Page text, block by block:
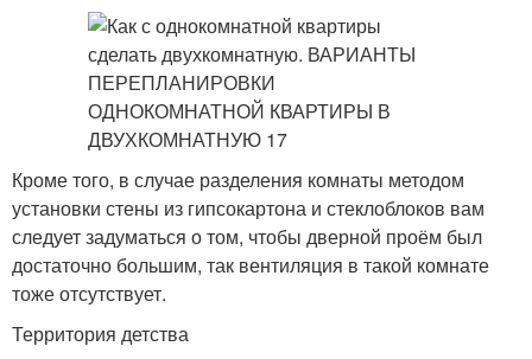
Кроме того, в случае разделения комнаты методом
установки стены из гипсокартона и стеклоблоков вам
следует задуматься о том, чтобы дверной проём был
достаточно большим, так вентиляция в такой комнате
тоже отсутствует.
Территория детства